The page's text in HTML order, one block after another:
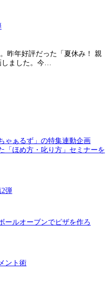
昨年好評だった「夏休み！ 親
ました。今…
ゃぁるず」の特集連動企画
「ほめ方・叱り方」セミナーを
弾
ールオーブンでピザを作ろ
ント術